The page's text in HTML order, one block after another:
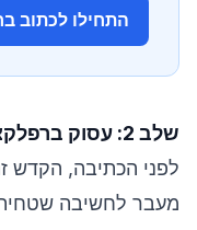
התחילו לכתוב
שלב 2: עסוק ברפלקציה אמיתית
לפני הכתיבה, הקדש
מעבר לחשיבה